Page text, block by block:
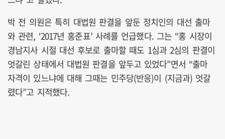
박 전 의원은 특히 대법원 판결을 앞둔 정치인의 대선 출마
와 관련, ‘2017년 홍준표’ 사례를 언급했다. 그는 “홍 시장이
경남지사 시절 대선 후보로 출마할 때도 1심과 2심의 판결이
엇갈린 상태에서 대법원 판결을 앞두고 있었다”면서 “출마
자격이 있느냐에 대해 그때는 민주당(반응)이 (지금과) 엇갈
렸다”고 지적했다.